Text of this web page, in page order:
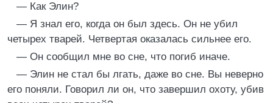
— Как Элин?
— Я знал его, когда он был здесь. Он не убил
четырех тварей. Четвертая оказалась сильнее его.
— Он сообщил мне во сне, что погиб иначе.
— Элин не стал бы лгать, даже во сне. Вы неверно
его поняли. Говорил ли он, что завершил охоту, убив